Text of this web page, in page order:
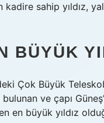
sahip yıldız,
BÜYÜK
Çok Büyük
bulunan ve çapı
en büyük yıldız